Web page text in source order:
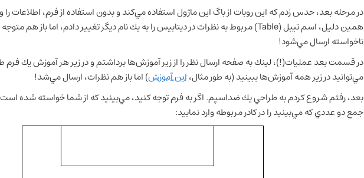
در مرحله بعد، حدس زدم كه اين روبات از باگ اين ماژول استفاده مي‌كند و بدون استفاده از فرم، اطلاعات را
همين دليل، اسم تيبل (Table) مربوط به نظرات در ديتابيس را به يك نام ديگر تغيير دادم، اما باز هم
ناخواسته ارسال مي‌شود!
در قسمت بعد عمليات(!)، لينك به صفحه ارسال نظر را از زير آموزش‌ها برداشتم و در زير هر آموزش يك فرم
مي‌توانيد در زير همه آموزش‌ها ببينيد (به طور مثال،اين آموزش) اما باز هم نظرات، ارسال مي‌شد!
بعد، رفتم شروع كردم به طراحي يك ضداسپم. اگر به فرم توجه كنيد، مي‌بينيد كه از شما خواسته شده است
جمع دو عددي كه مي‌بينيد را در كادر مربوطه وارد نماييد: